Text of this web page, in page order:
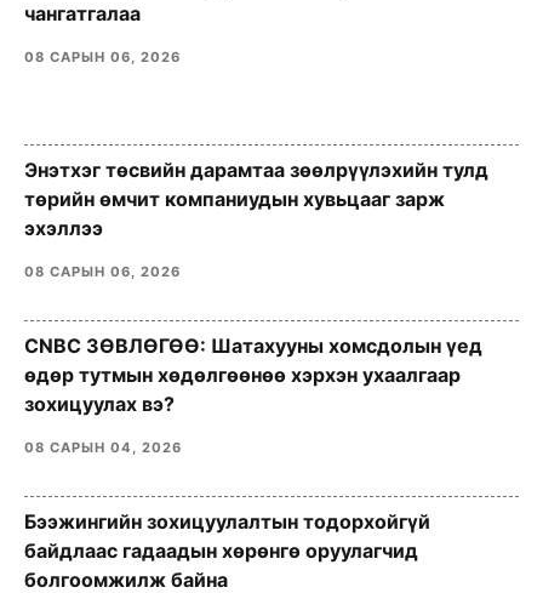
чангатгалаа
08 САРЫН 06, 2026
Энэтхэг төсвийн дарамтаа зөөлрүүлэхийн тулд
төрийн өмчит компаниудын хувьцааг зарж
эхэллээ
08 САРЫН 06, 2026
CNBC ЗӨВЛӨГӨӨ: Шатахууны хомсдолын үед
өдөр тутмын хөдөлгөөнөө хэрхэн ухаалгаар
зохицуулах вэ?
08 САРЫН 04, 2026
Бээжингийн зохицуулалтын тодорхойгүй
байдлаас гадаадын хөрөнгө оруулагчид
болгоомжилж байна